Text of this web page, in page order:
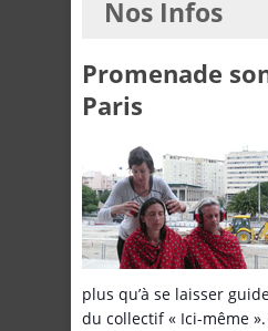
Nos Infos
Promenade
Paris
plus qu’à se laisser
du collectif « Ici-même